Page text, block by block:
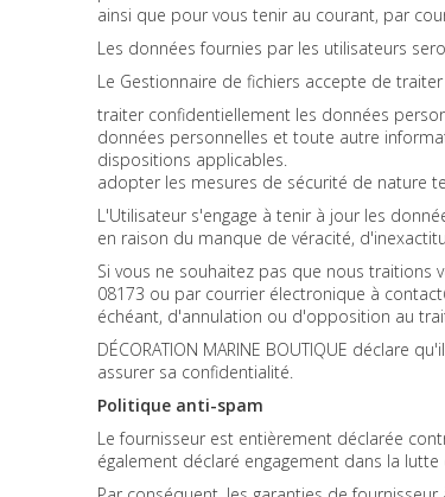
ainsi que pour vous tenir au courant, par
Les données fournies par les utilisateurs
Le Gestionnaire de fichiers accepte de
traiter confidentiellement les données
données personnelles et toute autre
dispositions applicables.
adopter les mesures de sécurité de nature
L'Utilisateur s'engage à tenir à jour les
en raison du manque de véracité,
Si vous ne souhaitez pas que nous
08173 ou par courrier électronique à
échéant, d'annulation ou d'opposition au
DÉCORATION MARINE BOUTIQUE
assurer sa confidentialité.
Politique anti-spam
Le fournisseur est entièrement déclarée
également déclaré engagement dans la